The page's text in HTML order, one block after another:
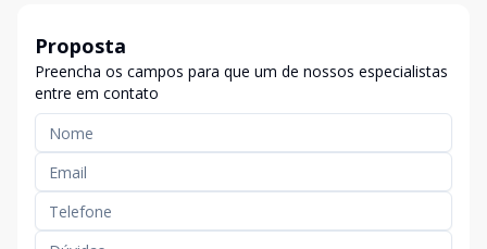
Proposta
Preencha os campos para que um de nossos especialistas
entre em contato